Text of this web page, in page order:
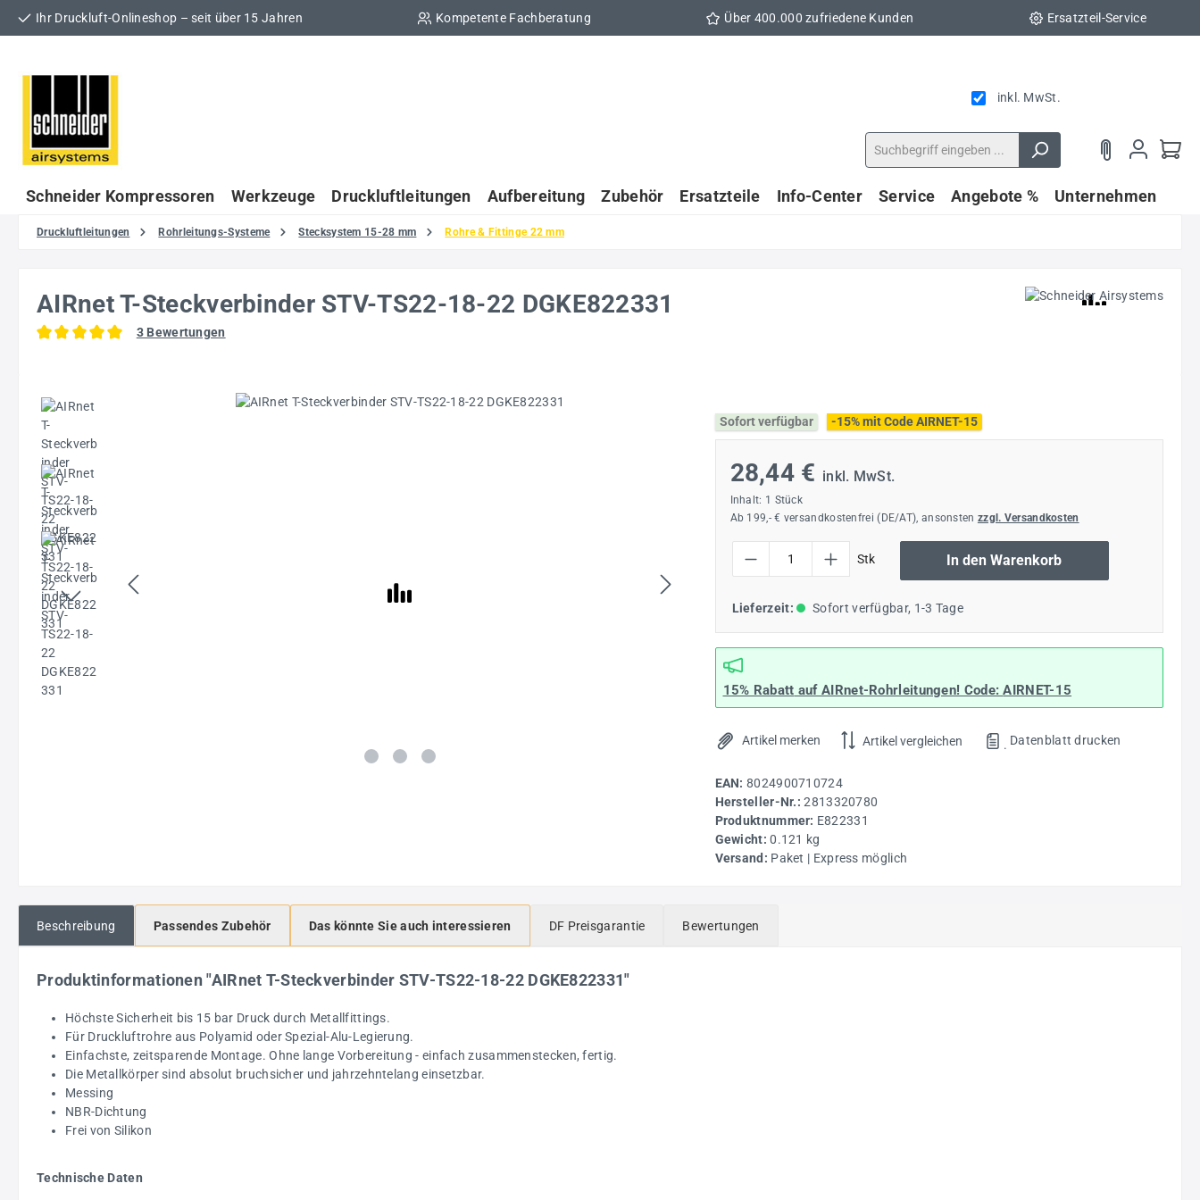
Hauptinhalt springen
Zur Suche springen
Zur Hauptnavigation springen
Ihr Druckluft-Onlineshop – seit über 15 Jahren Kompetente Fachberatung Über 400.000 zufriedene Kunden Ersatzteil-Service
inkl. MwSt.
Schneider Kompressoren Werkzeuge Druckluftleitungen Aufbereitung Zubehör Ersatzteile Info-Center Service Angebote % Unternehmen
Druckluftleitungen Rohrleitungs-Systeme Stecksystem 15-28 mm Rohre & Fittinge 22 mm
AIRnet T-Steckverbinder STV-TS22-18-22 DGKE822331
3 Bewertungen
Bildergalerie überspringen
Sofort verfügbar
-15% mit Code AIRNET-15
28,44 € inkl. MwSt.
Inhalt: 1 Stück
Ab 199,- € versandkostenfrei (DE/AT), ansonsten zzgl. Versandkosten
Stk In den Warenkorb
Lieferzeit: Sofort verfügbar, 1-3 Tage
15% Rabatt auf AIRnet-Rohrleitungen! Code:AIRNET-15
Artikel merken Artikel vergleichen . Datenblatt drucken
EAN: 8024900710724
Hersteller-Nr.:2813320780
Produktnummer: E822331
Gewicht:0.121 kg
Versand: Paket | Express möglich
Beschreibung Passendes Zubehör Das könnte Sie auch interessieren DF Preisgarantie Bewertungen
Produktinformationen "AIRnet T-Steckverbinder STV-TS22-18-22 DGKE822331"
Höchste Sicherheit bis 15 bar Druck durch Metallfittings.
Für Druckluftrohre aus Polyamid oder Spezial-Alu-Legierung.
Einfachste, zeitsparende Montage. Ohne lange Vorbereitung - einfach zusammenstecken, fertig.
Die Metallkörper sind absolut bruchsicher und jahrzehntelang einsetzbar.
Messing
NBR-Dichtung
Frei von Silikon
Technische Daten